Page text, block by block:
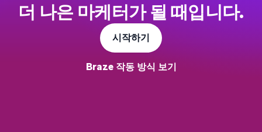
더 나은 마케터가 될 때입니다.
시작하기
Braze 작동 방식 보기